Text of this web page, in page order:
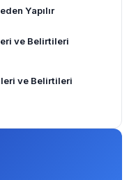
Yapılır
ve Belirtileri
ve Belirtileri